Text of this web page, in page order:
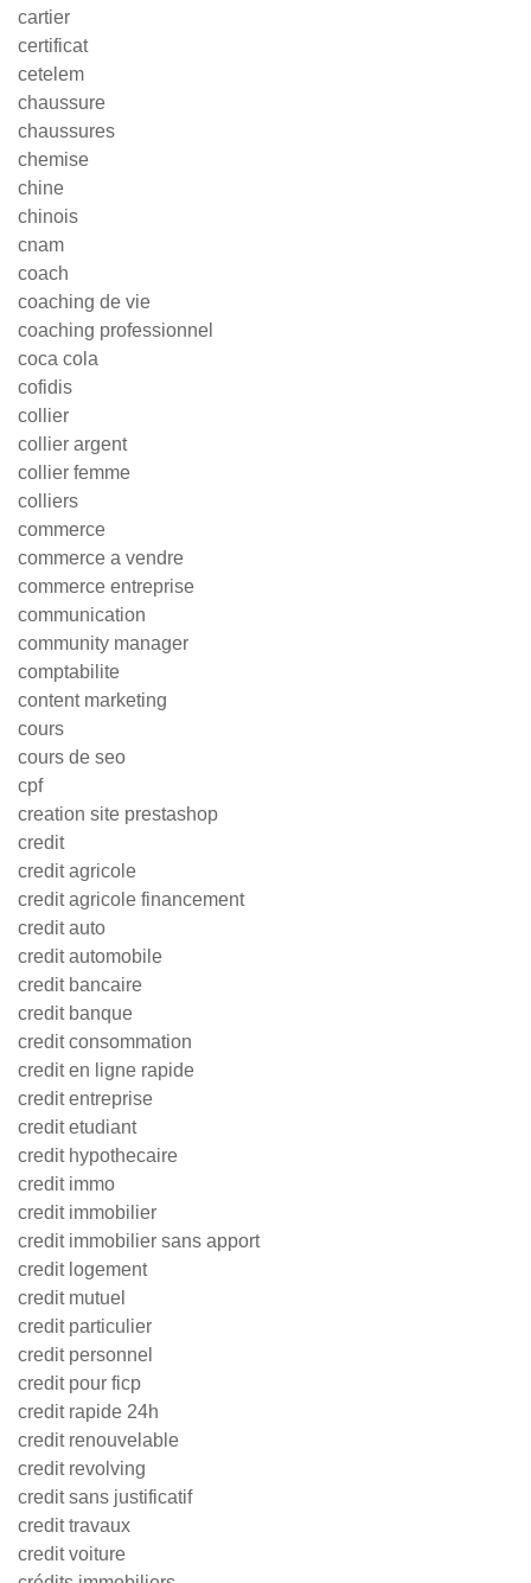
cartier
certificat
cetelem
chaussure
chaussures
chemise
chine
chinois
cnam
coach
coaching de vie
coaching professionnel
coca cola
cofidis
collier
collier argent
collier femme
colliers
commerce
commerce a vendre
commerce entreprise
communication
community manager
comptabilite
content marketing
cours
cours de seo
cpf
creation site prestashop
credit
credit agricole
credit agricole financement
credit auto
credit automobile
credit bancaire
credit banque
credit consommation
credit en ligne rapide
credit entreprise
credit etudiant
credit hypothecaire
credit immo
credit immobilier
credit immobilier sans apport
credit logement
credit mutuel
credit particulier
credit personnel
credit pour ficp
credit rapide 24h
credit renouvelable
credit revolving
credit sans justificatif
credit travaux
credit voiture